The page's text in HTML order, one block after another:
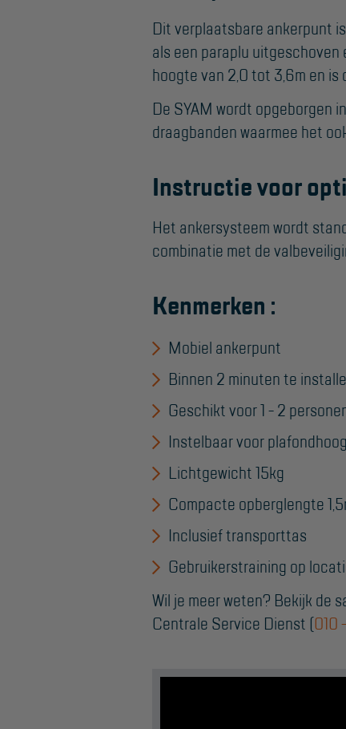
Dit verplaatsbare ankerpunt
als een paraplu
hoogte van 2,0 tot 3,6m en is
De SYAM wordt opgeborgen
draagbanden waarmee het
Instructie voor
Het ankersysteem wordt
combinatie met de
Kenmerken :
Mobiel ankerpunt
Binnen 2 minuten te
Geschikt voor 1 - 2
Instelbaar voor
Lichtgewicht 15kg
Compacte opberglengte
Inclusief transporttas
Gebruikerstraining op
Wil je meer weten? Bekijk de
Centrale Service Dienst (010